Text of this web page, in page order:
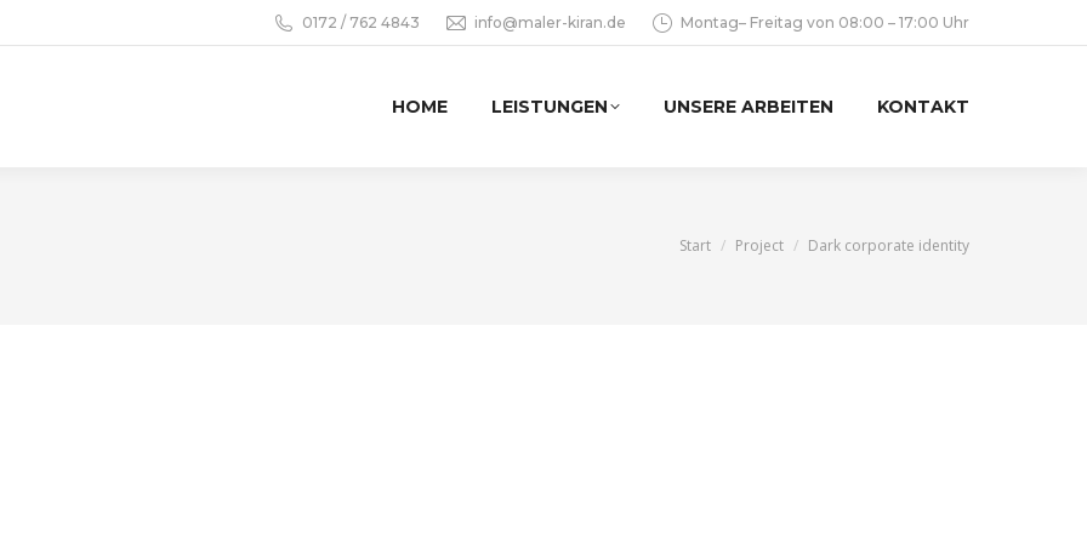
0172 / 762 4843 info@maler-kiran.de Montag– Freitag von 08:00 – 17:00 Uhr
HOME LEISTUNGEN UNSERE ARBEITEN KONTAKT
Sie befinden sich hier:
Start Project Dark corporate identity